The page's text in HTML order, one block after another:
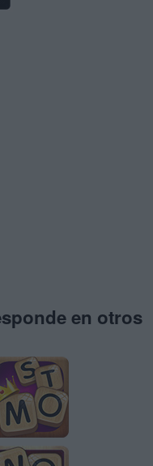
en otros